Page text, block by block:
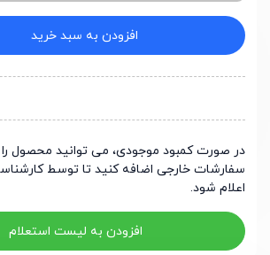
افزودن به سبد خرید
در صورت کمبود موجودی، می توانید محصول
سفارشات خارجی اضافه کنید تا توسط
اعلام شود.
افزودن به لیست استعلام